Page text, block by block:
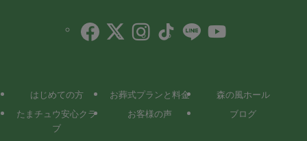
はじめての方 お葬式プランと料金
森の風ホール
たまチュウ安心クラ
ブ
お客様の声 ブログ